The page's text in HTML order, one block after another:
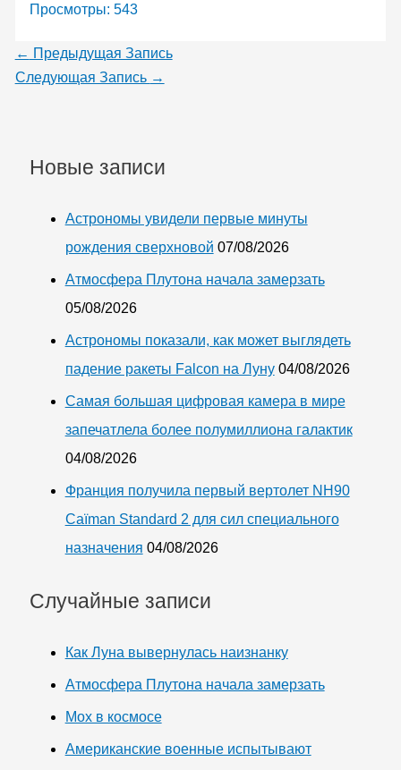
Просмотры: 543
← Предыдущая Запись
Следующая Запись →
Новые записи
Астрономы увидели первые минуты
рождения сверхновой 07/08/2026
Атмосфера Плутона начала замерзать
05/08/2026
Астрономы показали, как может выглядеть
падение ракеты Falcon на Луну 04/08/2026
Самая большая цифровая камера в мире
запечатлела более полумиллиона галактик
04/08/2026
Франция получила первый вертолет NH90
Caïman Standard 2 для сил специального
назначения 04/08/2026
Случайные записи
Как Луна вывернулась наизнанку
Атмосфера Плутона начала замерзать
Мох в космосе
Американские военные испытывают